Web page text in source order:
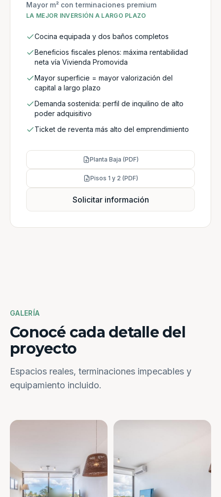
Mayor m² con terminaciones premium
LA MEJOR INVERSIÓN A LARGO PLAZO
Cocina equipada y dos baños completos
Beneficios fiscales plenos: máxima rentabilidad
neta vía Vivienda Promovida
Mayor superficie = mayor valorización del
capital a largo plazo
Demanda sostenida: perfil de inquilino de alto
poder adquisitivo
Ticket de reventa más alto del emprendimiento
Planta Baja (PDF)
Pisos 1 y 2 (PDF)
Solicitar información
GALERÍA
Conocé cada detalle del
proyecto
Espacios reales, terminaciones impecables y
equipamiento incluido.